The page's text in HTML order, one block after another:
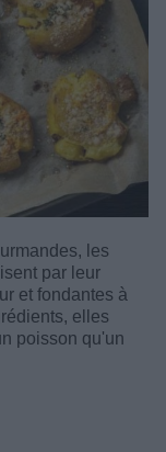
les
par leur
et fondantes à
elles
poisson qu'un